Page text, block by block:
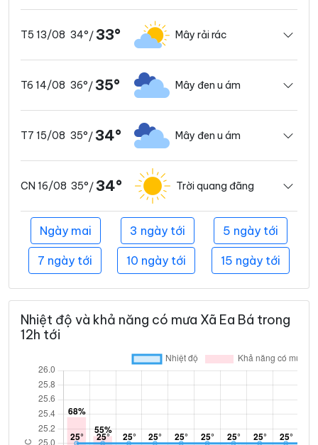
T5 13/08 34°/ 33° Mây rải rác
T6 14/08 36°/ 35° Mây đen u ám
T7 15/08 35°/ 34° Mây đen u ám
CN 16/08 35°/ 34° Trời quang đãng
Ngày mai 3 ngày tới 5 ngày tới
7 ngày tới 10 ngày tới 15 ngày tới
Nhiệt độ và khả năng có mưa Xã Ea Bá trong
12h tới